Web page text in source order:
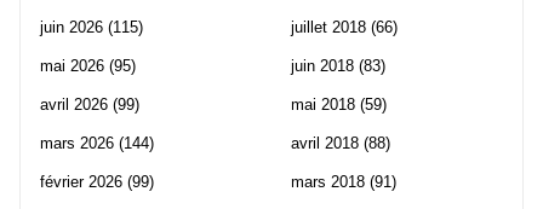
juin 2026 (115)
mai 2026 (95)
avril 2026 (99)
mars 2026 (144)
février 2026 (99)
juillet 2018 (66)
juin 2018 (83)
mai 2018 (59)
avril 2018 (88)
mars 2018 (91)